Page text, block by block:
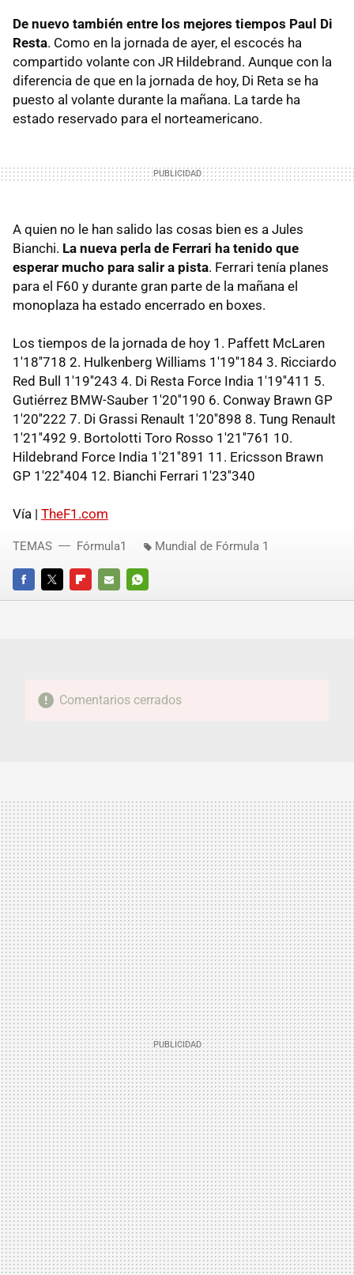
De nuevo también entre los mejores tiempos Paul Di
Resta. Como en la jornada de ayer, el escocés ha
compartido volante con JR Hildebrand. Aunque con la
diferencia de que en la jornada de hoy, Di Reta se ha
puesto al volante durante la mañana. La tarde ha
estado reservado para el norteamericano.
A quien no le han salido las cosas bien es a Jules
Bianchi. La nueva perla de Ferrari ha tenido que
esperar mucho para salir a pista. Ferrari tenía planes
para el F60 y durante gran parte de la mañana el
monoplaza ha estado encerrado en boxes.
Los tiempos de la jornada de hoy 1. Paffett McLaren
1'18''718 2. Hulkenberg Williams 1'19''184 3. Ricciardo
Red Bull 1'19''243 4. Di Resta Force India 1'19''411 5.
Gutiérrez BMW-Sauber 1'20''190 6. Conway Brawn GP
1'20''222 7. Di Grassi Renault 1'20''898 8. Tung Renault
1'21''492 9. Bortolotti Toro Rosso 1'21''761 10.
Hildebrand Force India 1'21''891 11. Ericsson Brawn
GP 1'22''404 12. Bianchi Ferrari 1'23''340
Vía | TheF1.com
FACEBOOKTWITTERFLIPBOARD
E-
WHATSAPP
TEMAS Fórmula1 Mundial de Fórmula 1
Comentarios cerrados